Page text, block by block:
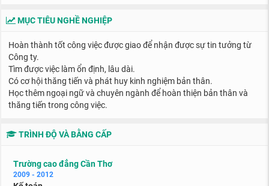
MỤC TIÊU NGHỀ NGHIỆP
Hoàn thành tốt công việc được giao để nhận được sự tin tưởng từ
Công ty.
Tìm được việc làm ổn định, lâu dài.
Có cơ hội thăng tiến và phát huy kinh nghiệm bản thân.
Học thêm ngoại ngữ và chuyên ngành để hoàn thiện bản thân và
thăng tiến trong công việc.
TRÌNH ĐỘ VÀ BẰNG CẤP
Trường cao đẳng Cần Thơ
2009 - 2012